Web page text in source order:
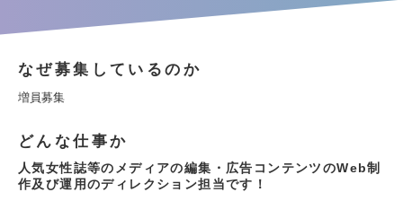
なぜ募集しているのか
増員募集
どんな仕事か
人気女性誌等のメディアの編集・広告コンテンツのWeb制
作及び運用のディレクション担当です！